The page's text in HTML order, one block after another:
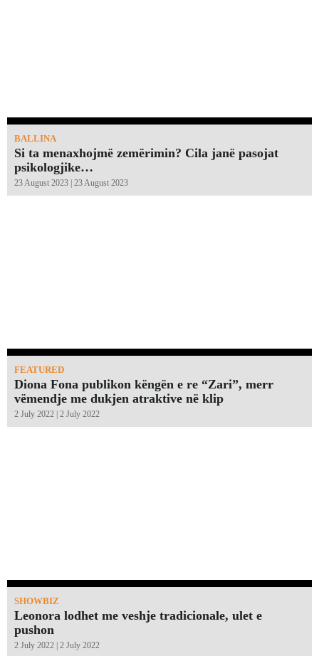
BALLINA
Si ta menaxhojmë zemërimin? Cila janë pasojat
psikologjike…
23 August 2023 | 23 August 2023
FEATURED
Diona Fona publikon këngën e re “Zari”, merr
vëmendje me dukjen atraktive në klip
2 July 2022 | 2 July 2022
SHOWBIZ
Leonora lodhet me veshje tradicionale, ulet e
pushon
2 July 2022 | 2 July 2022